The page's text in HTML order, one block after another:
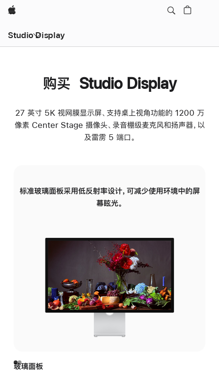
Apple
Studio Display
购买 Studio Display
27 英寸 5K 视网膜显示屏、支持桌上视角功能的 1200 万
像素 Center Stage 摄像头、录音棚级麦克风和扬声器，以
及雷雳 5 端口。
标准玻璃面板采用低反射率设计，可减少使用环境中的屏
幕眩光。
玻璃面板